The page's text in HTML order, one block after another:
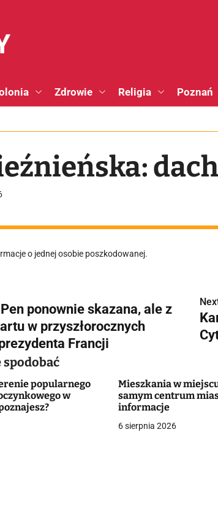
Zdrowie Religia Poznań
o jednej osobie poszkodowanej.
ponownie skazana, ale z
w przyszłorocznych
Francji
spodobać
popularnego
w
Mieszkania w
samym centrum
informacje
6 sierpnia 2026